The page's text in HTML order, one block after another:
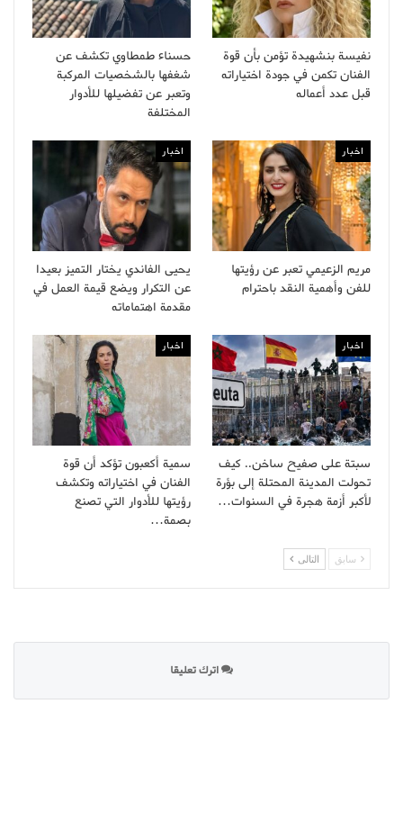
نفيسة بنشهيدة تؤمن بأن قوة
الفنان تكمن في جودة اختياراته
قبل عدد أعماله
حسناء طمطاوي تكشف عن
شغفها بالشخصيات المركبة
وتعبر عن تفضيلها للأدوار
المختلفة
اخبار
مريم الزعيمي تعبر عن رؤيتها
للفن وأهمية النقد باحترام
اخبار
يحيى الفاندي يختار التميز بعيدا
عن التكرار ويضع قيمة العمل في
مقدمة اهتماماته
اخبار
سبتة على صفيح ساخن.. كيف
تحولت المدينة المحتلة إلى بؤرة
لأكبر أزمة هجرة في السنوات…
اخبار
سمية أكعبون تؤكد أن قوة
الفنان في اختياراته وتكشف
رؤيتها للأدوار التي تصنع
بصمة…
سابق التالى
اترك تعليقا